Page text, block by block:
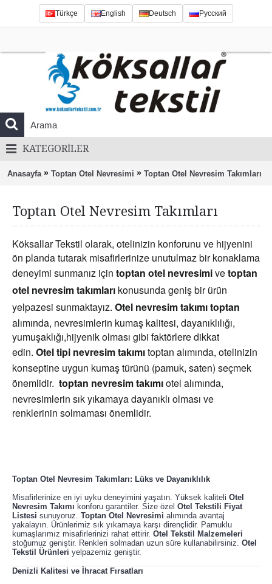
Türkçe English Deutsch Русский
KATEGORILER
Anasayfa » Toptan Otel Nevresimi » Toptan Otel Nevresim Takımları
Toptan Otel Nevresim Takımları
Köksallar Tekstil olarak, otelinizin konforunu ve hijyenini
ön planda tutarak misafirlerinize unutulmaz bir konaklama
deneyimi sunmanız için toptan otel nevresimivetoptan
otel nevresim takımları konusunda geniş bir ürün
yelpazesi sunmaktayız. Otel nevresim takımı toptan
alımında, nevresimlerin kumaş kalitesi, dayanıklılığı,
yumuşaklığı,hijyenik olması gibi faktörlere dikkat
edin. Otel tipi nevresim takımıtoptan alımında, otelinizin
konseptine uygun kumaş türünü (pamuk, saten) seçmek
önemlidir. toptan nevresim takımıotel alımında,
nevresimlerin sık yıkamaya dayanıklı olması ve
renklerinin solmaması önemlidir.
Toptan Otel Nevresim Takımları: Lüks ve Dayanıklılık
Misafirlerinize en iyi uyku deneyimini yaşatın. Yüksek kaliteli Otel
Nevresim Takımı konforu garantiler. Size özel Otel Tekstili Fiyat
Listesi sunuyoruz. Toptan Otel Nevresimi alımında avantaj
yakalayın. Ürünlerimiz sık yıkamaya karşı dirençlidir. Pamuklu
kumaşlarımız misafirlerinizi rahat ettirir. Otel Tekstil Malzemeleri
stoğumuz geniştir. Renkleri solmadan uzun süre kullanabilirsiniz. Otel
Tekstil Ürünleri yelpazemiz geniştir.
Denizli Kalitesi ve İhracat Fırsatları